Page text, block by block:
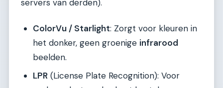
servers van derden).
ColorVu / Starlight: Zorgt voor kleuren in
het donker, geen groenige infrarood
beelden.
LPR (License Plate Recognition): Voor